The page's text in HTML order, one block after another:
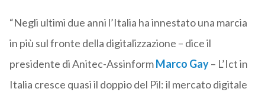
“Negli ultimi due anni l’Italia ha innestato una marcia
in più sul fronte della digitalizzazione – dice il
presidente di Anitec-AssinformMarco Gay– L’Ict in
Italia cresce quasi il doppio del Pil: il mercato digitale